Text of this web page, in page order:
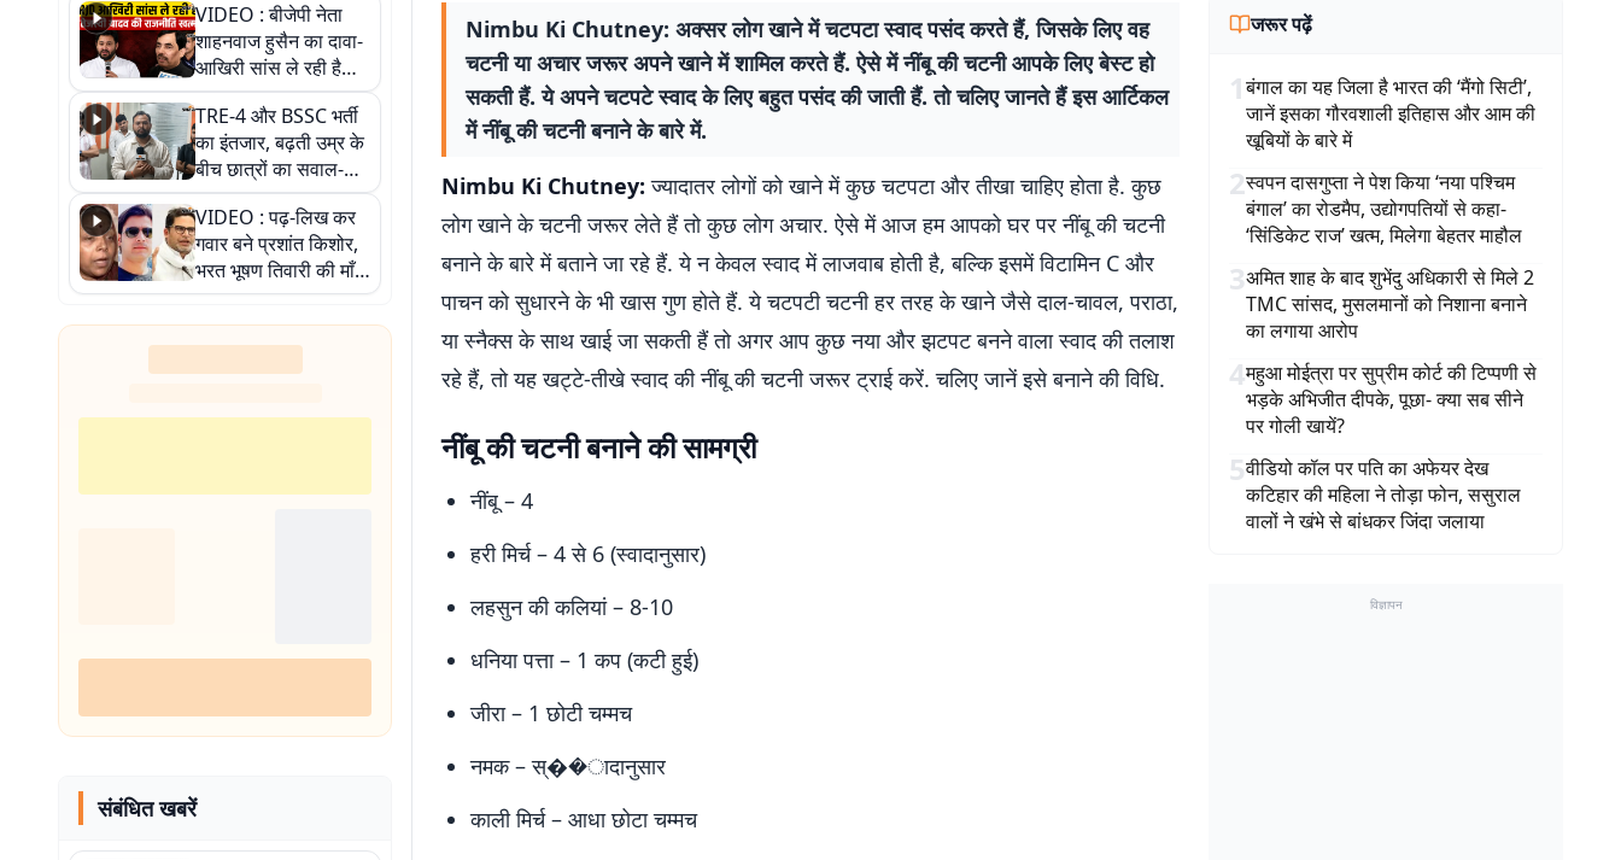
VIDEO : बीजेपी नेता
शाहनवाज हुसैन का दावा-
आखिरी सांस ले रही है
RJD, तेजस्वी को लेकर
क्या कहा, सुनिए
TRE-4 और BSSC भर्ती
का इंतजार, बढ़ती उम्र के
बीच छात्रों का सवाल-
आखिर कब आएगी बहाली?
देखें वीडियो
VIDEO : पढ़-लिख कर
गवार बने प्रशांत किशोर,
भरत भूषण तिवारी की माँ ने
कहा नहीं थी उम्मीद, बेटा
था तो किसी को बोलने की
नहीं थी हिम्मत
संबंधित खबरें
Nimbu Ki Chutney: अक्सर लोग खाने में चटपटा स्वाद पसंद करते हैं, जिसके लिए वह
चटनी या अचार जरूर अपने खाने में शामिल करते हैं. ऐसे में नींबू की चटनी आपके लिए बेस्ट हो
सकती हैं. ये अपने चटपटे स्वाद के लिए बहुत पसंद की जाती हैं. तो चलिए जानते हैं इस आर्टिकल
में नींबू की चटनी बनाने के बारे में.
Nimbu Ki Chutney:ज्यादातर लोगों को खाने में कुछ चटपटा और तीखा चाहिए होता है. कुछ
लोग खाने के चटनी जरूर लेते हैं तो कुछ लोग अचार. ऐसे में आज हम आपको घर पर नींबू की चटनी
बनाने के बारे में बताने जा रहे हैं. ये न केवल स्वाद में लाजवाब होती है, बल्कि इसमें विटामिन C और
पाचन को सुधारने के भी खास गुण होते हैं. ये चटपटी चटनी हर तरह के खाने जैसे दाल-चावल, पराठा,
या स्नैक्स के साथ खाई जा सकती हैं तो अगर आप कुछ नया और झटपट बनने वाला स्वाद की तलाश
रहे हैं, तो यह खट्टे-तीखे स्वाद की नींबू की चटनी जरूर ट्राई करें. चलिए जानें इसे बनाने की विधि.
नींबू की चटनी बनाने की सामग्री
नींबू – 4
हरी मिर्च – 4 से 6 (स्वादानुसार)
लहसुन की कलियां – 8-10
धनिया पत्ता – 1 कप (कटी हुई)
जीरा – 1 छोटी चम्मच
नमक – स्��ादानुसार
काली मिर्च – आधा छोटा चम्मच
जरूर पढ़ें
1बंगाल का यह जिला है भारत की ‘मैंगो सिटी’,
जानें इसका गौरवशाली इतिहास और आम की
खूबियों के बारे में
2स्वपन दासगुप्ता ने पेश किया ‘नया पश्चिम
बंगाल’ का रोडमैप, उद्योगपतियों से कहा-
‘सिंडिकेट राज’ खत्म, मिलेगा बेहतर माहौल
3अमित शाह के बाद शुभेंदु अधिकारी से मिले 2
TMC सांसद, मुसलमानों को निशाना बनाने
का लगाया आरोप
4महुआ मोईत्रा पर सुप्रीम कोर्ट की टिप्पणी से
भड़के अभिजीत दीपके, पूछा- क्या सब सीने
पर गोली खायें?
5वीडियो कॉल पर पति का अफेयर देख
कटिहार की महिला ने तोड़ा फोन, ससुराल
वालों ने खंभे से बांधकर जिंदा जलाया
विज्ञापन